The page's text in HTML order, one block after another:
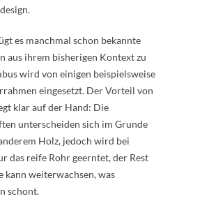
es manchmal schon bekannte
aus ihrem bisherigen Kontext zu
wird von einigen beispielsweise
eingesetzt. Der Vorteil von
klar auf der Hand: Die
unterscheiden sich im Grunde
Holz, jedoch wird bei
das reife Rohr geerntet, der Rest
kann weiterwachsen, was
schont.